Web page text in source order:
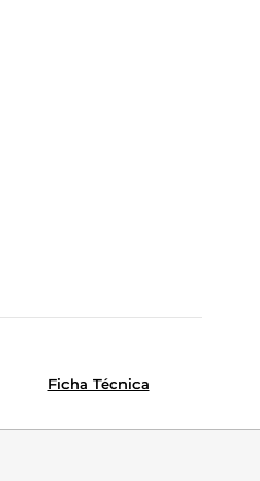
Ficha Técnica